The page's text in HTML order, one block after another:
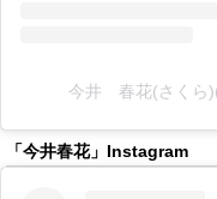
今井 春花(さくら
「今井春花」Instagram